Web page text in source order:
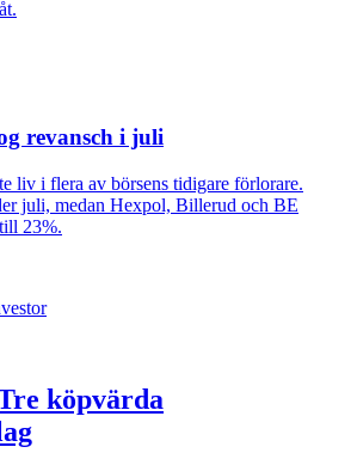
revansch i juli
liv i flera av börsens tidigare förlorare.
juli, medan Hexpol, Billerud och BE
23%.
köpvärda